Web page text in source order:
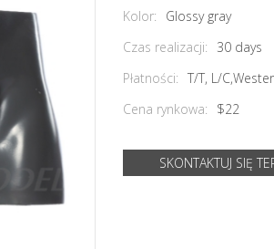
Kolor:
Glossy gray
Czas realizacji:
30 days
Płatności: T/T, L/
Cena rynkowa:
$22
SKONTAKTUJ SIĘ